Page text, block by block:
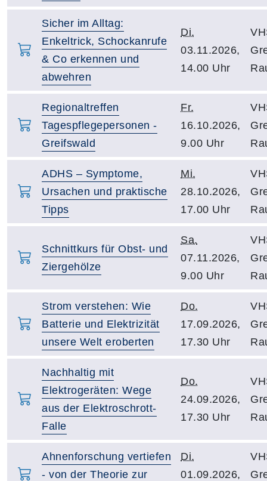
Sicher im Alltag:
Enkeltrick, Schockanrufe
& Co erkennen und
abwehren
Di.
03.11.2026,
14.00 Uhr
Regionaltreffen
Tagespflegepersonen -
Greifswald
Fr.
16.10.2026,
9.00 Uhr
ADHS – Symptome,
Ursachen und praktische
Tipps
Mi.
28.10.2026,
17.00 Uhr
Schnittkurs für Obst- und
Ziergehölze
Sa.
07.11.2026,
9.00 Uhr
Strom verstehen: Wie
Batterie und Elektrizität
unsere Welt eroberten
Do.
17.09.2026,
17.30 Uhr
Nachhaltig mit
Elektrogeräten: Wege
aus der Elektroschrott-
Falle
Do.
24.09.2026,
17.30 Uhr
Ahnenforschung vertiefen
- von der Theorie zur
Di.
01.09.2026,